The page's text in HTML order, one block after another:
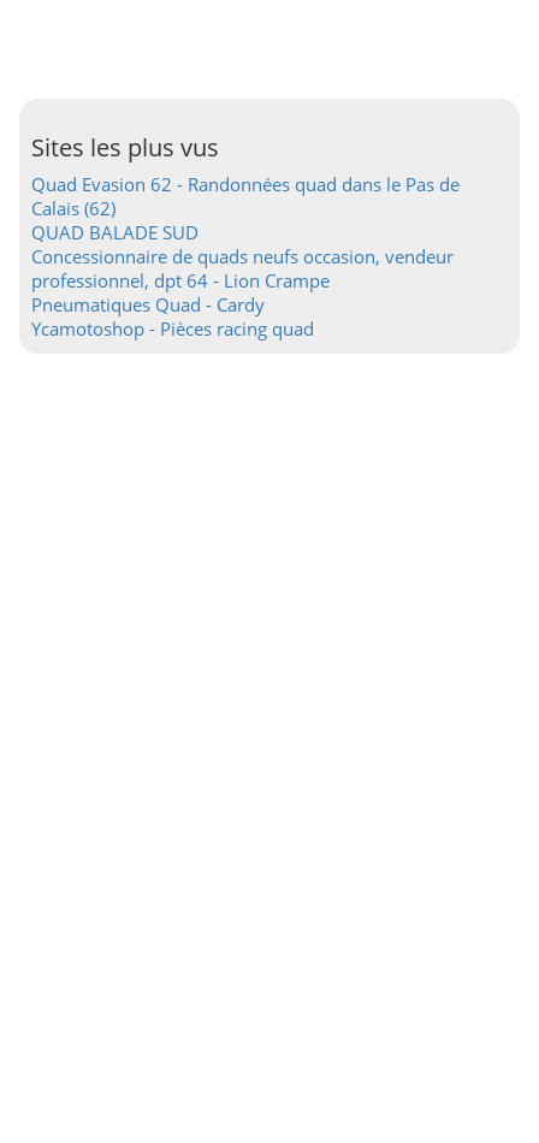
Sites les plus vus
Quad Evasion 62 - Randonnées quad dans le Pas de
Calais (62)
QUAD BALADE SUD
Concessionnaire de quads neufs occasion, vendeur
professionnel, dpt 64 - Lion Crampe
Pneumatiques Quad - Cardy
Ycamotoshop - Pièces racing quad